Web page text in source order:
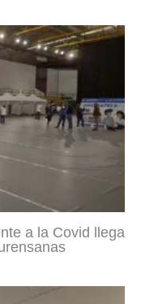
a la Covid llega